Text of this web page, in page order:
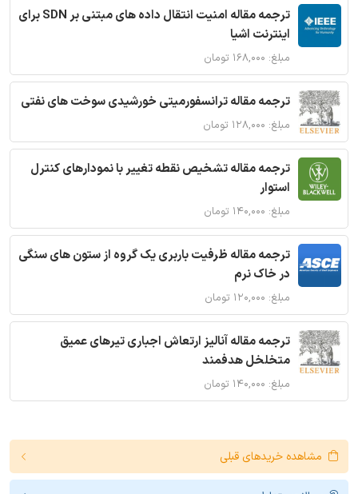
ترجمه مقاله امنیت انتقال داده های مبتنی بر SDN برای
اینترنت اشیا
مبلغ: ۱۶۸,۰۰۰ تومان
ترجمه مقاله ترانسفورمیتی خورشیدی سوخت های نفتی
مبلغ: ۱۲۸,۰۰۰ تومان
ترجمه مقاله تشخیص نقطه تغییر با نمودارهای کنترل
استوار
مبلغ: ۱۴۰,۰۰۰ تومان
ترجمه مقاله ظرفیت باربری یک گروه از ستون های سنگی
در خاک نرم
مبلغ: ۱۲۰,۰۰۰ تومان
ترجمه مقاله آنالیز ارتعاش اجباری تیرهای عمیق
متخلخل هدفمند
مبلغ: ۱۴۰,۰۰۰ تومان
مشاهده خریدهای قبلی